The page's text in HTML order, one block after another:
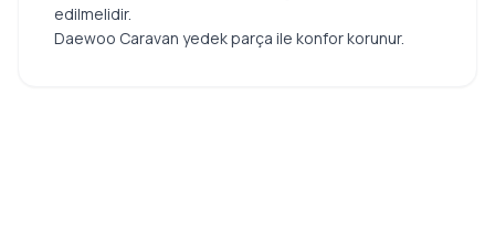
edilmelidir.
Daewoo Caravan yedek parça ile konfor korunur.